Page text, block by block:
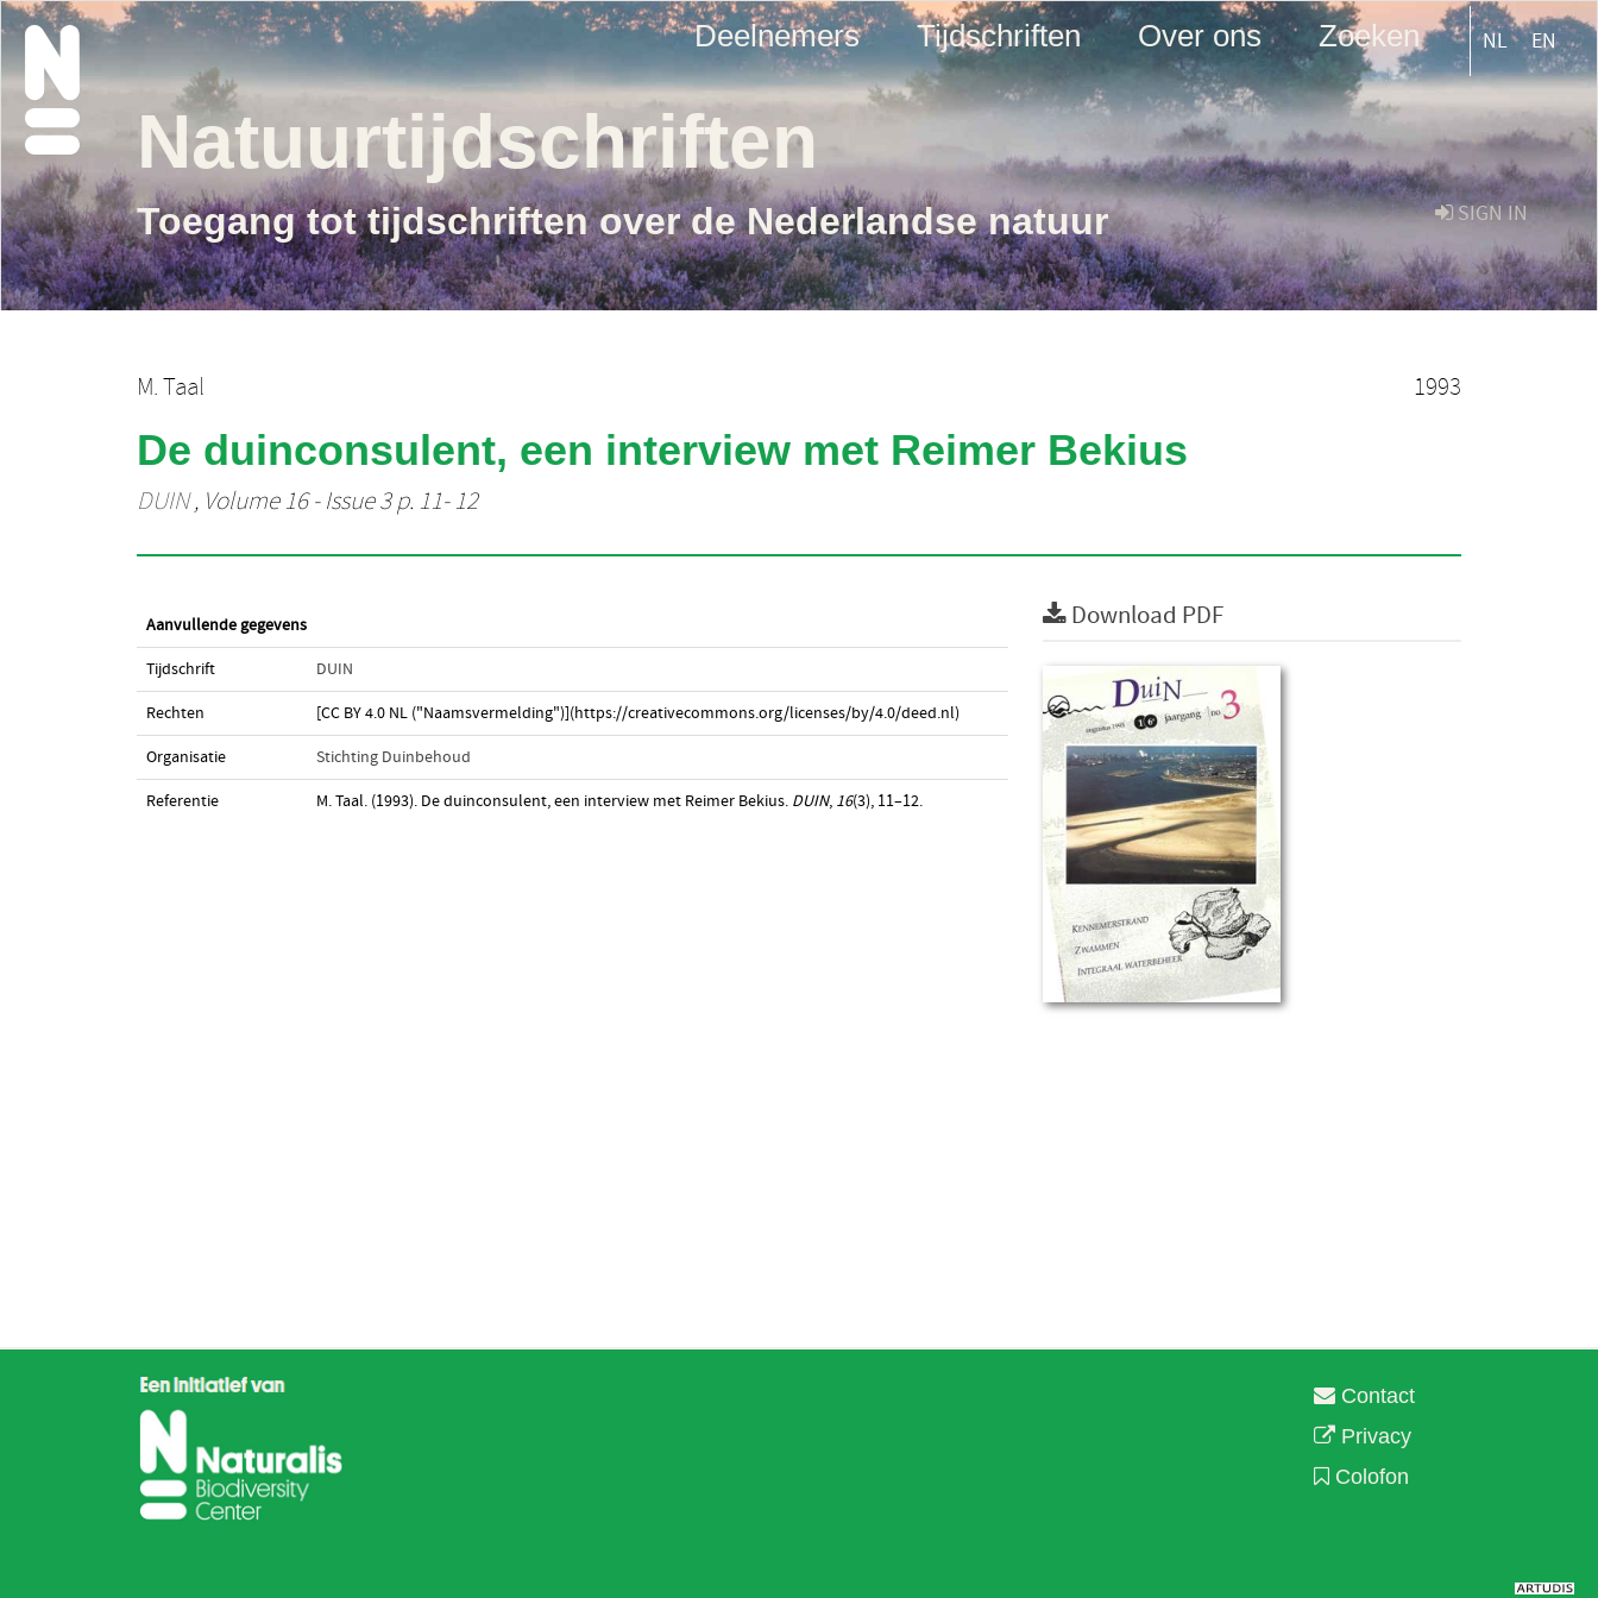
Deelnemers Tijdschriften Over ons Zoeken NL EN
SIGN IN
Natuurtijdschriften
Toegang tot tijdschriften over de Nederlandse natuur
M. Taal 1993
De duinconsulent, een interview met Reimer Bekius
DUIN, Volume 16 - Issue 3 p. 11- 12
Aanvullende gegevens
Tijdschrift DUIN
Rechten [CC BY 4.0 NL ("Naamsvermelding")](https://creativecommons.org/licenses/by/4.0/deed.nl)
Organisatie Stichting Duinbehoud
Referentie M. Taal. (1993). De duinconsulent, een interview met Reimer Bekius. DUIN, 16(3), 11–12.
Download PDF
Contact
Privacy
Colofon